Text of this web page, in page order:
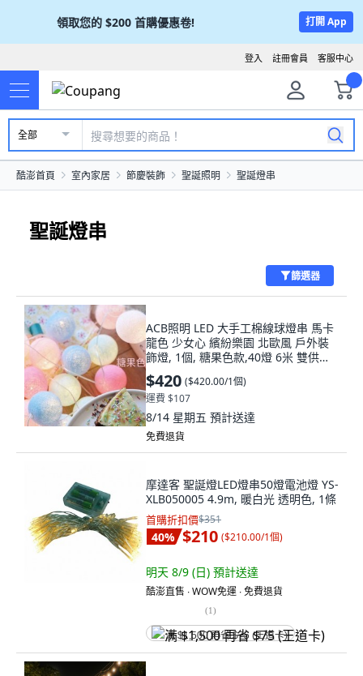
領取您的 $200 首購優惠卷! 打開 App
客服中心
註冊會員
登入
全部
酷澎首頁 室內家居 節慶裝飾 聖誕照明 聖誕燈串
聖誕燈串
篩選器
ACB照明 LED 大手工棉線球燈串 馬卡
龍色 少女心 繽紛樂園 北歐風 戶外裝
飾燈, 1個, 糖果色款,40燈 6米 雙供
電/3段可閃
$420 ($420.00/1個)
運費 $107
8/14 星期五 預計送達
免費退貨
摩達客 聖誕燈LED燈串50燈電池燈 YS-
XLB050005 4.9m, 暖白光 透明色, 1條
首購折扣價$351
40% $210 ($210.00/1個)
明天 8/9 (日) 預計送達
酷澎直售 ∙ WOW免運 ∙ 免費退貨
(1)
满 $1,500 再省 $75 (王道卡)